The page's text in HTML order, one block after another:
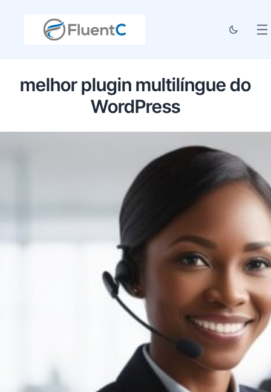
melhor plugin multilíngue do
WordPress